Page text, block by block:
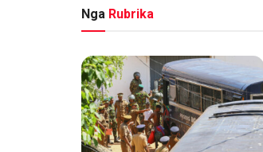
Nga Rubrika